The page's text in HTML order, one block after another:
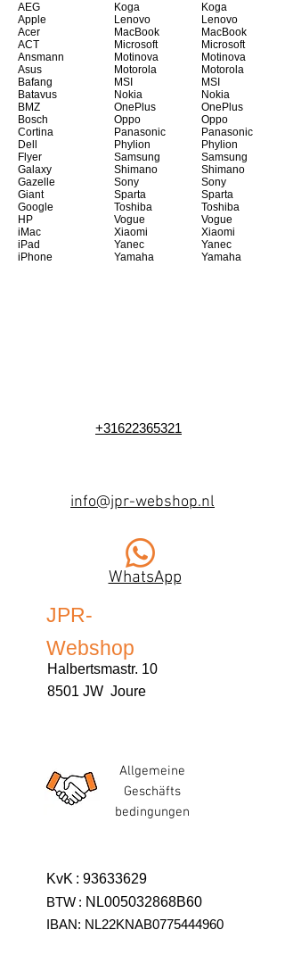
AEG
Apple
Acer
ACT
Ansmann
Asus
Bafang
Batavus
BMZ
Bosch
Cortina
Dell
Flyer
Galaxy
Gazelle
Giant
Google
HP
iMac
iPad
iPhone
Koga
Lenovo
MacBook
Microsoft
Motinova
Motorola
MSI
Nokia
OnePlus
Oppo
Panasonic
Phylion
Samsung
Shimano
Sony
Sparta
Toshiba
Vogue
Xiaomi
Yanec
Yamaha
Koga
Lenovo
MacBook
Microsoft
Motinova
Motorola
MSI
Nokia
OnePlus
Oppo
Panasonic
Phylion
Samsung
Shimano
Sony
Sparta
Toshiba
Vogue
Xiaomi
Yanec
Yamaha
+31622365321
info@jpr-webshop.nl
WhatsApp
JPR-
Webshop
Halbertsmastr. 10
8501 JW Joure
Allgemeine
Geschäfts
bedingungen
KvK : 93633629
BTW : NL005032868B60
IBAN: NL22KNAB0775444960